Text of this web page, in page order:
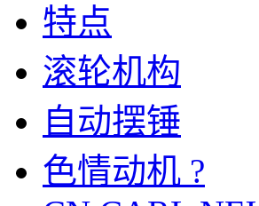
特点
滚轮机构
自动摆锤
色情动机 ?